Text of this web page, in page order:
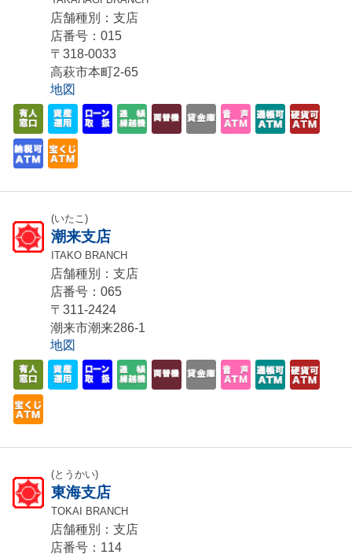
店舗種別：支店
店番号：015
〒318-0033
高萩市本町2-65
地図
(いたこ)
潮来支店
ITAKO BRANCH
店舗種別：支店
店番号：065
〒311-2424
潮来市潮来286-1
地図
(とうかい)
東海支店
TOKAI BRANCH
店舗種別：支店
店番号：114